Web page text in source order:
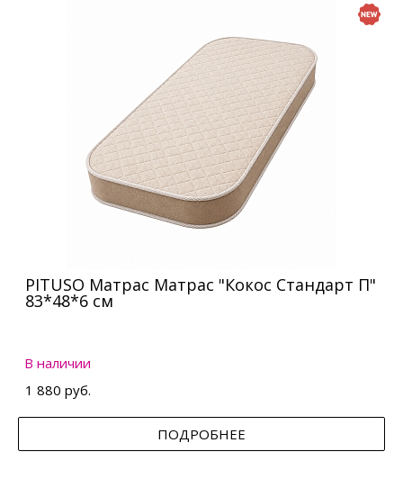
PITUSO Матрас Матрас "Кокос Стандарт П"
83*48*6 см
В наличии
1 880 руб.
ПОДРОБНЕЕ